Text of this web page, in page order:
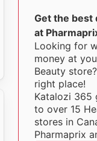
Get the best
at
Looking for
money at
Beauty
right place!
Katalozi 365
to over 15
stores in
Pharmaprix